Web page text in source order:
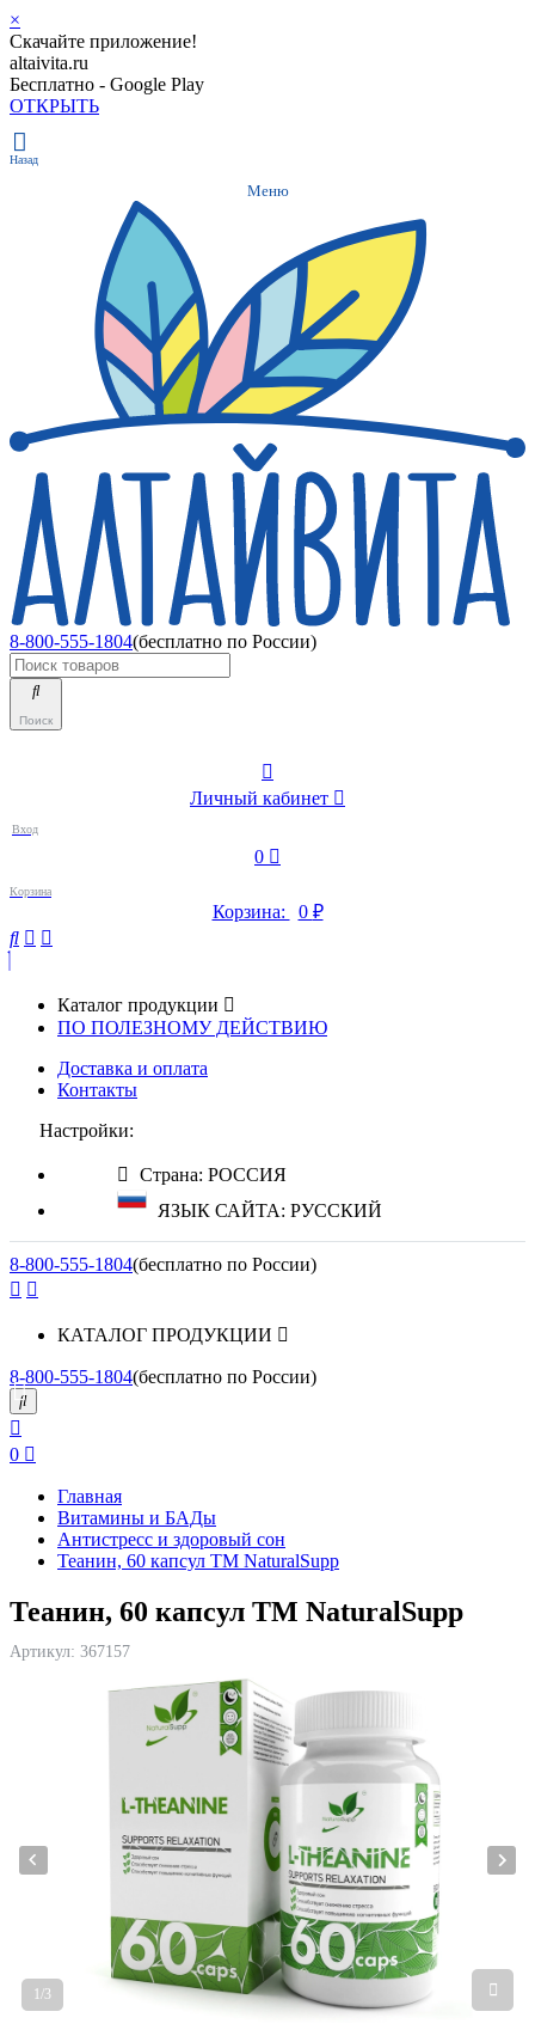
×
Скачайте приложение!
altaivita.ru
Бесплатно - Google Play
ОТКРЫТЬ
Назад
Меню
8-800-555-1804(бесплатно по России)
Поиск
Личный кабинет
Вход
0
Корзина
Корзина: 0 ₽
Каталог продукции
ПО ПОЛЕЗНОМУ ДЕЙСТВИЮ
Доставка и оплата
Контакты
Настройки:
Страна: РОССИЯ
ЯЗЫК САЙТА: РУССКИЙ
8-800-555-1804(бесплатно по России)
КАТАЛОГ ПРОДУКЦИИ
8-800-555-1804(бесплатно по России)
0
Главная
Витамины и БАДы
Антистресс и здоровый сон
Теанин, 60 капсул ТМ NaturalSupp
Теанин, 60 капсул ТМ NaturalSupp
Артикул: 367157
1/3